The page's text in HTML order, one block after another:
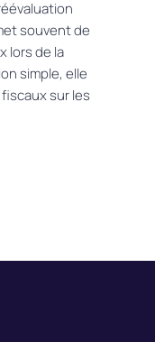
souvent de
lors de la
simple, elle
sur les